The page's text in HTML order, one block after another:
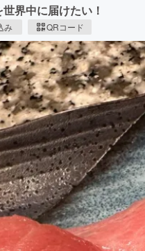
界中に届けたい！
み QRコード